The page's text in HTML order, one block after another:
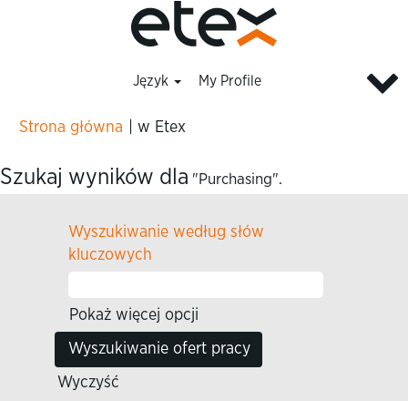
Język My Profile
Strona główna w Etex
Szukaj wyników dla "Purchasing".
Wyszukiwanie według słów
kluczowych
Pokaż więcej opcji
Wyczyść